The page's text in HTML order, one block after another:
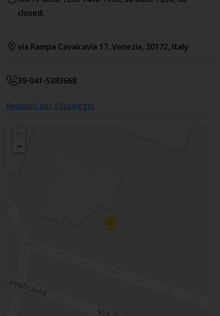
closed.
via Rampa Cavalcavia 17, Venezia, 30172, Italy
39-041-5383668
Requisiti per il Noleggio
−